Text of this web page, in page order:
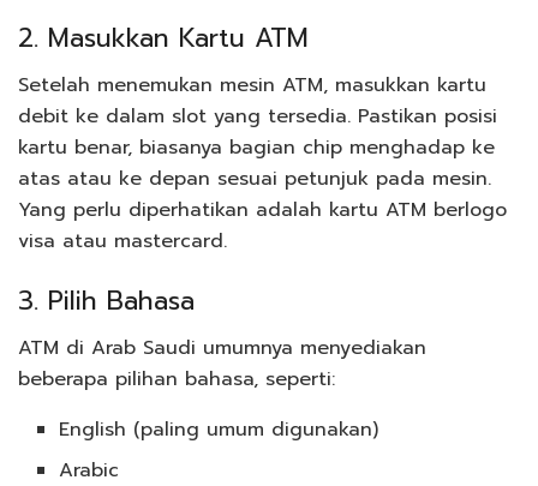
2. Masukkan Kartu ATM
Setelah menemukan mesin ATM, masukkan kartu
debit ke dalam slot yang tersedia. Pastikan posisi
kartu benar, biasanya bagian chip menghadap ke
atas atau ke depan sesuai petunjuk pada mesin.
Yang perlu diperhatikan adalah kartu ATM berlogo
visa atau mastercard.
3. Pilih Bahasa
ATM di Arab Saudi umumnya menyediakan
beberapa pilihan bahasa, seperti:
English (paling umum digunakan)
Arabic